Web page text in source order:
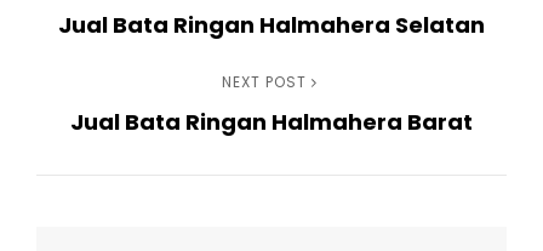
pos
Post
Jual Bata Ringan Halmahera Selatan
Post
NEXT POST
Jual Bata Ringan Halmahera Barat